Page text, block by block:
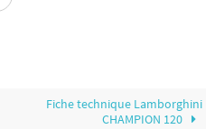
Fiche technique Lamborghini
CHAMPION 120